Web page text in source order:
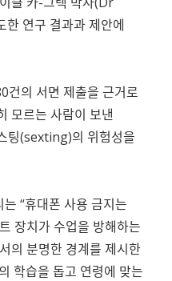
연구 결과과 제안에
건의 서면 제출을 근거로
모르는 사람이 보낸
팅(sexting)의 위험성을
“휴대폰 사용 금지는
장치가 수업을 방해하는
의 분명한 경계를 제시한
학습을 돕고 연령에 맞는